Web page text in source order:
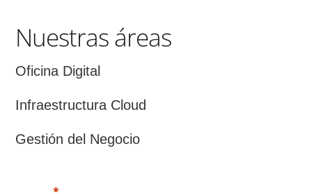
Nuestras áreas
Oficina Digital
Infraestructura Cloud
Gestión del Negocio